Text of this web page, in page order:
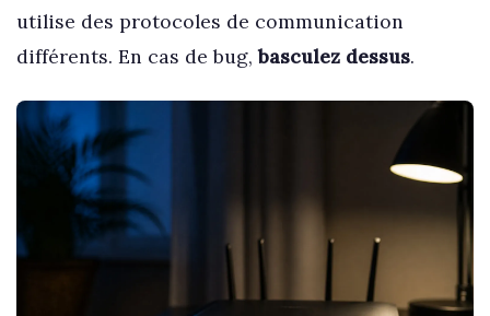
utilise des protocoles de communication
différents. En cas de bug,basculez dessus.